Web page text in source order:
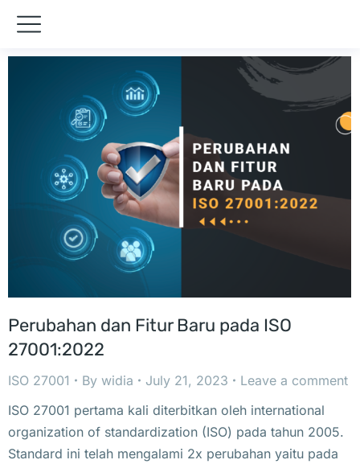
Perubahan dan Fitur Baru pada ISO
27001:2022
ISO 27001 By widia July 21, 2023
Leave a comment
ISO 27001 pertama kali diterbitkan oleh international
organization of standardization (ISO) pada tahun 2005.
Standard ini telah mengalami 2x perubahan yaitu pada